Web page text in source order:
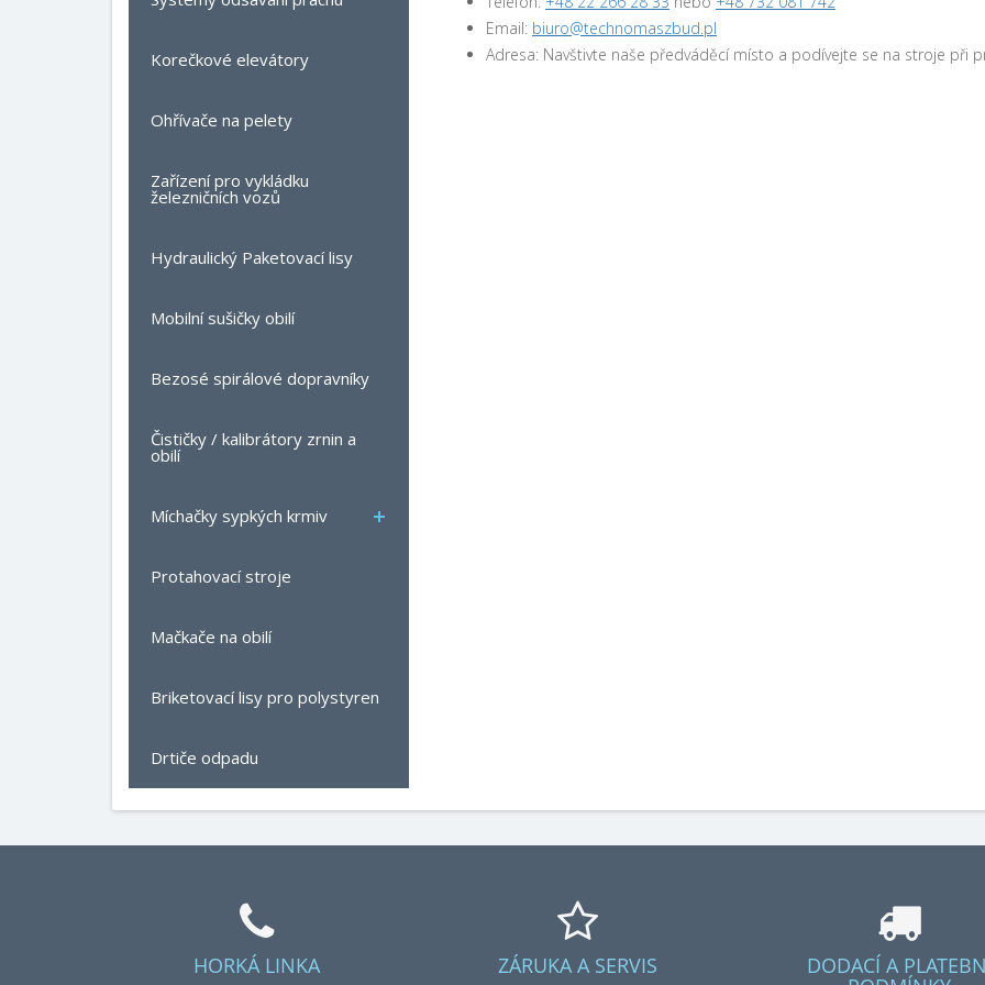
Korečkové elevátory
Ohřívače na pelety
Zařízení pro vykládku
železničních vozů
Hydraulický Paketovací lisy
Mobilní sušičky obilí
Bezosé spirálové dopravníky
Čističky / kalibrátory zrnin a
obilí
Míchačky sypkých krmiv
Protahovací stroje
Mačkače na obilí
Briketovací lisy pro polystyren
Drtiče odpadu
Email: biuro@technomaszbud.pl
Adresa: Navštivte naše předváděcí místo a podívejte se na stroje při
HORKÁ LINKA ZÁRUKA A SERVIS DODACÍ A